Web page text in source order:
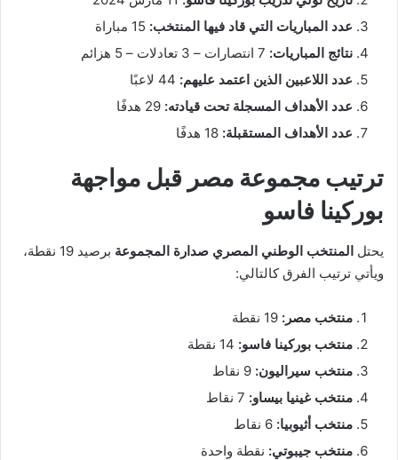
عدد المباريات التي قاد فيها المنتخب:
نتائج المباريات:
عدد اللاعبين الذين اعتمد عليهم:
عدد الأهداف المسجلة تحت قيادته:
عدد الأهداف المستقبلة:
ترتيب مجموعة مصر قبل مواجهة
بوركينا فاسو
يحتل المنتخب الوطني المصري صدارة المجموعة
برصيد 19 نقطة،
ويأتي ترتيب الفرق كالتالي:
منتخب مصر:
منتخب بوركينا فاسو:
منتخب سيراليون:
منتخب غينيا بيساو:
منتخب أثيوبيا:
منتخب جيبوتي: نقطة واحدة